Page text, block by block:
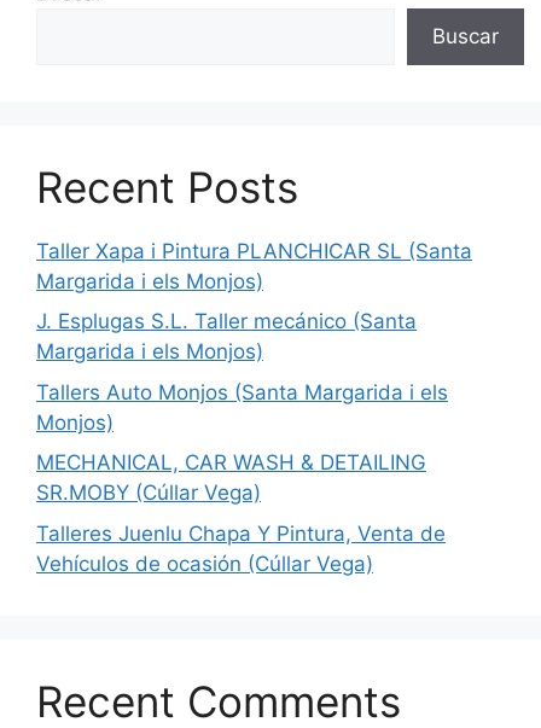
Buscar
Recent Posts
Taller Xapa i Pintura PLANCHICAR SL (Santa
Margarida i els Monjos)
J. Esplugas S.L. Taller mecánico (Santa
Margarida i els Monjos)
Tallers Auto Monjos (Santa Margarida i els
Monjos)
MECHANICAL, CAR WASH & DETAILING
SR.MOBY (Cúllar Vega)
Talleres Juenlu Chapa Y Pintura, Venta de
Vehículos de ocasión (Cúllar Vega)
Recent Comments